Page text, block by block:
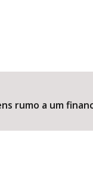
rumo a um